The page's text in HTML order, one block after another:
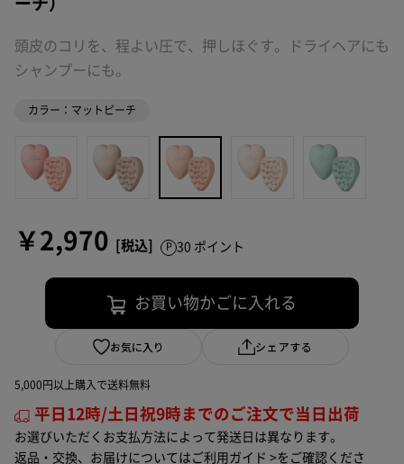
頭皮のコリを、程よい圧で、押しほぐす。ドライヘアにも
シャンプーにも。
カラー：マットピーチ
￥2,970 30 ポイント
お買い物かごに入れる
お気に入り シェアする
5,000円以上購入で送料無料
平日12時/土日祝9時までのご注文で当日出荷
お選びいただくお支払方法によって発送日は異なります。
返品・交換、お届けについては ご利用ガイド >をご確認くださ